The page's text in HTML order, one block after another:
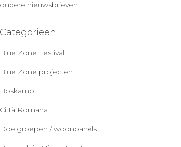
oudere nieuwsbrieven
Categorieën
Blue Zone Festival
Blue Zone projecten
Boskamp
Città Romana
Doelgroepen / woonpanels